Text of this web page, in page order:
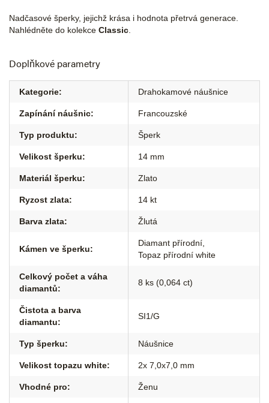
Nadčasové šperky, jejichž krása i hodnota přetrvá generace.
Nahlédněte do kolekce Classic
Doplňkové parametry
Kategorie: Drahokamové náušnice
Zapínání náušnic: Francouzské
Typ produktu: Šperk
Velikost šperku: 14 mm
Materiál šperku: Zlato
Ryzost zlata: 14 kt
Barva zlata: Žlutá
Kámen ve šperku:
Diamant přírodní
Topaz přírodní white
Celkový počet a váha
diamantů:
8 ks (0,064 ct)
Čistota a barva
diamantu:
SI1/G
Typ šperku: Náušnice
Velikost topazu white: 2x 7,0x7,0 mm
Vhodné pro: Ženu